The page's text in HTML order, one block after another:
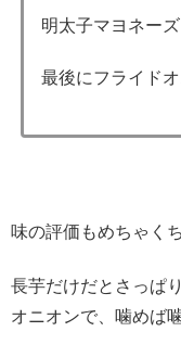
明太子マヨネー
最後にフライド
味の評価もめちゃく
長芋だけだとさっぱ
オニオンで、噛めば